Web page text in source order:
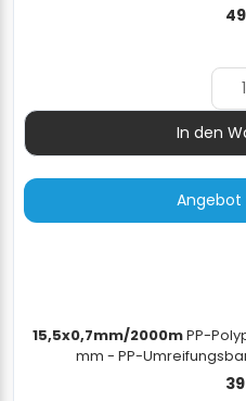
49
In den
15,5x0,7mm/2000mPP-
mm - PP-
39